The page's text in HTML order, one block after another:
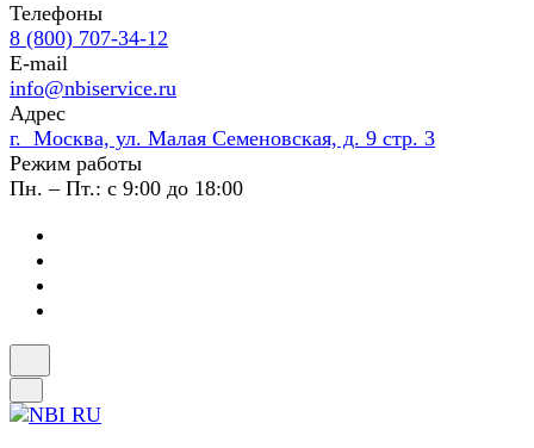
Телефоны
8 (800) 707-34-12
E-mail
info@nbiservice.ru
Адрес
г. Москва, ул. Малая Семеновская, д. 9 стр. 3
Режим работы
Пн. – Пт.: с 9:00 до 18:00